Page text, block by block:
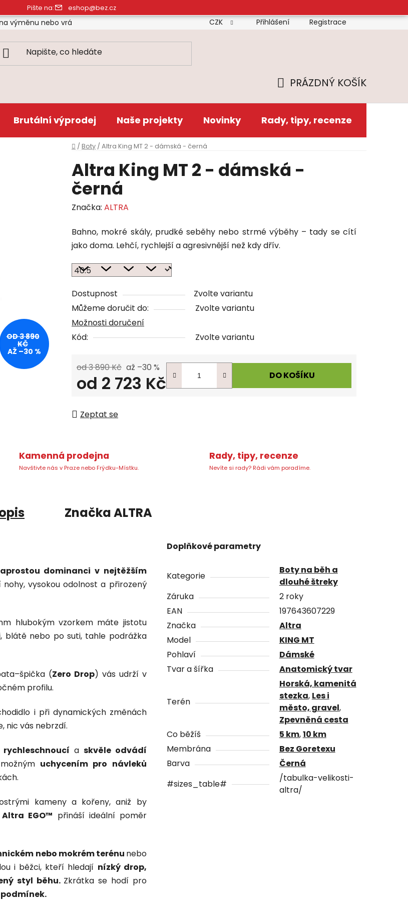
Pište na: eshop@bez.cz
výměnu nebo vrácení zboží Doprava Platba Reklamační řád
CZK Přihlášení Registrace
KOŠÍK
PRÁZDNÝ KOŠÍK
Brutální výprodej Naše projekty Novinky Rady, tipy, recenze
Domů
/ Boty / Altra King MT 2 - dámská - černá
Altra King MT 2 - dámská -
černá
Značka: ALTRA
Bahno, mokré skály, prudké seběhy nebo strmé výběhy – tady se cítí
jako doma. Lehčí, rychlejší a agresivnější než kdy dřív.
Dostupnost
Zvolte variantu
Můžeme doručit do:
Zvolte variantu
Možnosti doručení
Kód:
Zvolte variantu
od 3 890 Kč až –30 %
od 2 723 Kč DO KOŠÍKU
Zeptat se
OD 3 890
KČ
AŽ –30 %
Kamenná prodejna
Navštivte nás v Praze nebo Frýdku-Místku.
Rady, tipy, recenze
Nevíte si rady? Rádi vám poradíme.
ZnačkaALTRA
dominanci v nejtěžším
vysokou odolnost a přirozený
hlubokým vzorkem máte jistotu
blátě nebo po suti, tahle podrážka
(Zero Drop) vás udrží v
profilu.
i při dynamických změnách
nic vás nebrzdí.
rychleschnoucí a skvěle odvádí
uchycením pro návleků
kameny a kořeny, aniž by
Altra EGO™ přináší ideální poměr
nebo mokrém terénu nebo
i běžci, kteří hledají nízký drop,
styl běhu. Zkrátka se hodí pro
Doplňkové parametry
Kategorie
Boty na běh a
dlouhé štreky
Záruka
2 roky
EAN
197643607229
Značka
Altra
Model
KING MT
Pohlaví
Dámské
Tvar a šířka
Anatomický tvar
Terén
Horská, kamenitá
stezka, Les i
město, gravel,
Zpevněná cesta
Co běžíš
5 km,10 km
Membrána
Bez Goretexu
Barva
Černá
#sizes_table#
/tabulka-velikosti-
altra/